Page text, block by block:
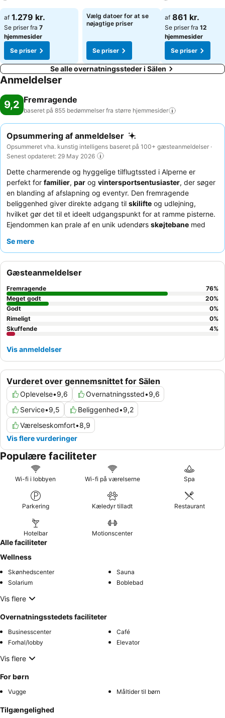
af 1.279 kr.
Se priser fra 7
hjemmesider
Se priser
Vælg datoer for at se
nøjagtige priser
Se priser
af 861 kr.
Se priser fra 12
hjemmesider
Se priser
Se alle overnatningssteder i Sälen
Anmeldelser
9,2 Fremragende
baseret på 855 bedømmelser fra større hjemmesider
Opsummering af anmeldelser
Opsummeret vha. kunstig intelligens baseret på 100+ gæsteanmeldelser ·
Senest opdateret: 29 May 2026
Dette charmerende og hyggelige tilflugtssted i Alperne er
perfekt for familier, par og vintersportsentusiaster, der søger
en blanding af afslapning og eventyr. Den fremragende
beliggenhed giver direkte adgang til skilifte og udlejning,
hvilket gør det til et ideelt udgangspunkt for at ramme pisterne.
Ejendommen kan prale af en unik udendørs skøjtebane med
Gæsterne roser konsekvent det
virkelig forkælende oplevelse kan du overveje at booke et
værelse med udsigt over de omkringliggende bjerge.
Se mere
Vurderet over gennemsnittet for Sälen
Oplevelse•9,6 Overnatningssted•9,6
Service•9,5 Beliggenhed•9,2
Værelseskomfort•8,9
Vis flere vurderinger
Gæsteanmeldelser
Fremragende 76%
Meget godt
20%
Godt
0%
Rimeligt
0%
Skuffende
4%
Vis anmeldelser
Populære faciliteter
Wi-fi i lobbyen Wi-fi på værelserne Spa
Parkering Kæledyr tilladt Restaurant
Hotelbar Motionscenter
Alle faciliteter
Wellness
Skønhedscenter
Sauna
Solarium
Boblebad
Vis flere
Overnatningsstedets faciliteter
Businesscenter
Café
Forhal/lobby
Elevator
Vis flere
For børn
Vugge Måltider til børn
Tilgængelighed